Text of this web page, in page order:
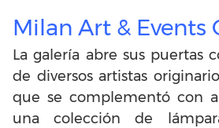
Milan Art & Events
La galería abre sus puertas
de diversos artistas
que se complementó con
una colección de